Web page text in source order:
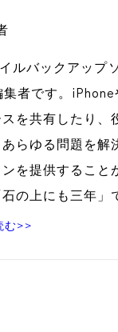
ルバックアップ
集者です。
を共有したり、
らゆる問題を解
を提供すること
の上にも三年」
む>>